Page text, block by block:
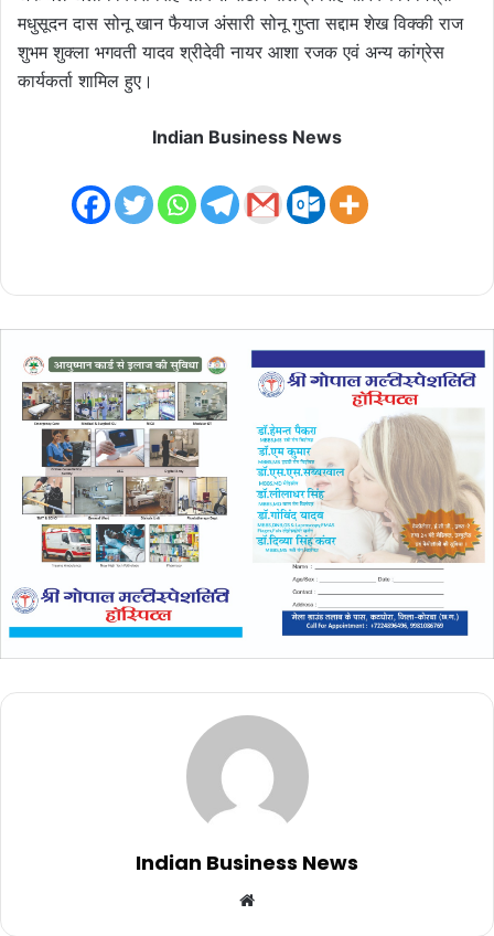
मधुसूदन दास सोनू खान फैयाज अंसारी सोनू गुप्ता सद्दाम शेख विक्की राज
शुभम शुक्ला भगवती यादव श्रीदेवी नायर आशा रजक एवं अन्य कांग्रेस
कार्यकर्ता शामिल हुए।
Indian Business News
Indian Business News
Website